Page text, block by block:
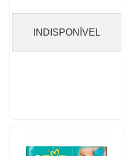
INDISPONÍVEL